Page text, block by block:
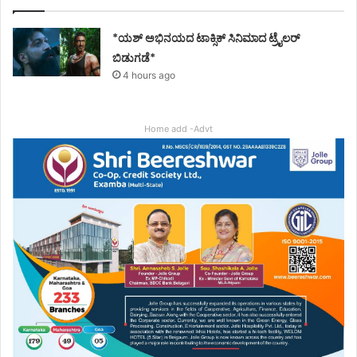
*ಯಶ್ ಅಭಿನಯದ ಟಾಕ್ಸಿಕ್ ಸಿನಿಮಾದ ಟ್ರೈಲರ್
ಬಿಡುಗಡೆ*
4 hours ago
Home add -Advt